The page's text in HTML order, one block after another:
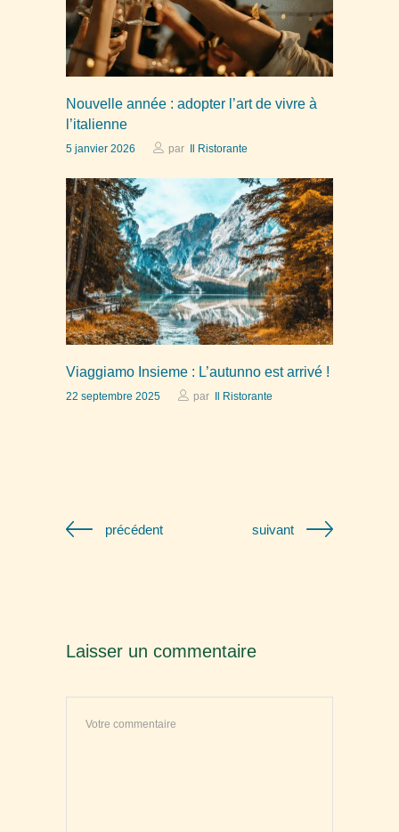
Nouvelle année : adopter l’art de vivre à
l’italienne
5 janvier 2026 par Il Ristorante
Viaggiamo Insieme : L’autunno est arrivé !
22 septembre 2025 par Il Ristorante
précédent suivant
Laisser un commentaire